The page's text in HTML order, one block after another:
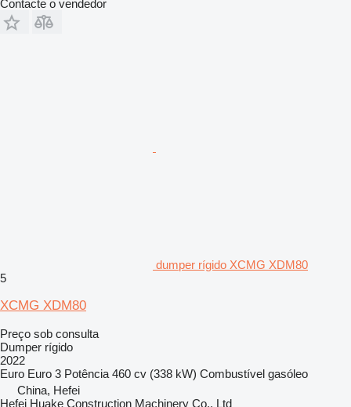
Contacte o vendedor
dumper rígido XCMG XDM80
5
XCMG XDM80
Preço sob consulta
Dumper rígido
2022
Euro Euro 3 Potência 460 cv (338 kW) Combustível gasóleo
China, Hefei
Hefei Huake Construction Machinery Co., Ltd